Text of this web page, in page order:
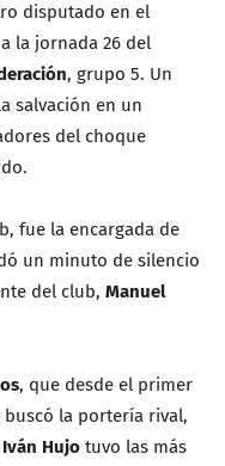
disputado en el
la jornada 26 del
, grupo 5. Un
salvación en un
del choque
fue la encargada de
un minuto de silencio
del club, Manuel
, que desde el primer
la portería rival,
Iván Hujo tuvo las más